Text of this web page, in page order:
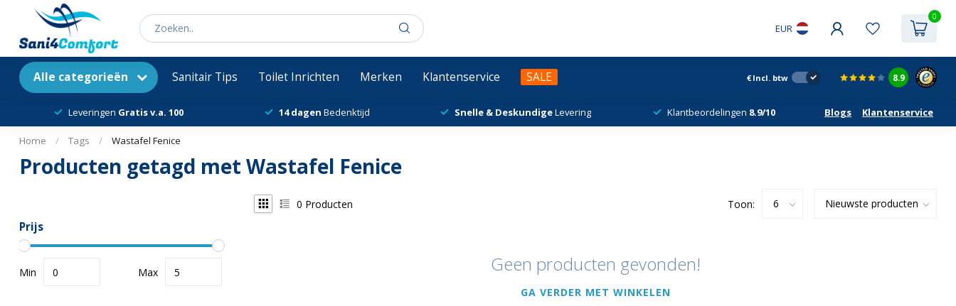
EUR
0
Alle categorieën Sanitair Tips Toilet Inrichten Merken Klantenservice SALE € Incl. btw 8.9
Leveringen Gratis v.a. 100 14 dagen Bedenktijd Snelle & DeskundigeLevering Klantbeordelingen 8.9/10 Blogs Klantenservice
Home / Tags / Wastafel Fenice
Producten getagd met Wastafel Fenice
Prijs
Min Max
0 Producten Toon:
Geen producten gevonden!
GA VERDER MET WINKELEN